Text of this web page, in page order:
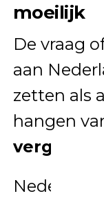
moeilijk
De vraag
aan
zetten als
hangen
vergeving
Nederland